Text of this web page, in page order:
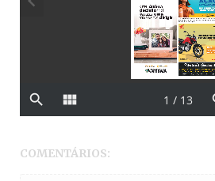
COMENTÁRIOS: